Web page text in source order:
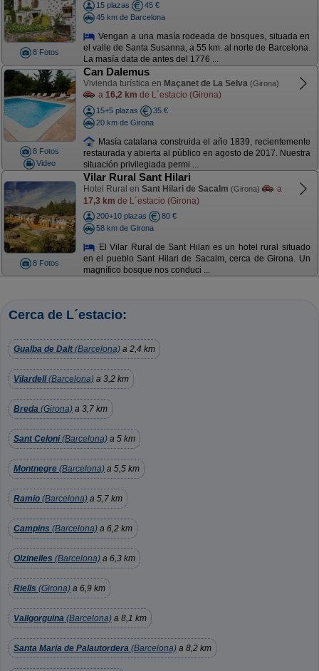
8 Fotos
15 plazas
45 €
45 km de Barcelona
Vengan a una masía rodeada de bosques, situada en
el valle de Santa Susanna, a 55 km. al norte de Barcelona.
La masía data de antes del 1776 ...
8 Fotos
Video
Can Dalemus
Vivienda turística en Maçanet de La Selva (Girona)
a 16,2 km de L´estacio (Girona)
15+5 plazas
35 €
20 km de Girona
Masía catalana construida el año 1839, recientemente
restaurada y abierta al público en agosto de 2017. Nuestra
situación privilegiada permi ...
8 Fotos
Vilar Rural Sant Hilari
Hotel Rural en Sant Hilari de Sacalm (Girona)
a
17,3 km de L´estacio (Girona)
200+10 plazas
80 €
58 km de Girona
El Vilar Rural de Sant Hilari es un hotel rural situado
en el pueblo Sant Hilari de Sacalm, cerca de Girona. Un
magnífico bosque nos conduci ...
Cerca de L´estacio:
Gualba de Dalt(Barcelona) a 2,4 km
Vilardell(Barcelona) a 3,2 km
Breda (Girona) a 3,7 km
Sant Celoni(Barcelona) a 5 km
Montnegre (Barcelona) a 5,5 km
Ramio (Barcelona) a 5,7 km
Campins (Barcelona) a 6,2 km
Olzinelles (Barcelona) a 6,3 km
Riells (Girona) a 6,9 km
Vallgorguina (Barcelona) a 8,1 km
Santa Maria de Palautordera (Barcelona) a 8,2 km